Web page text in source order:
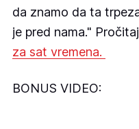
da znamo da ta
je pred nama."
za sat vremena.
BONUS VIDEO: